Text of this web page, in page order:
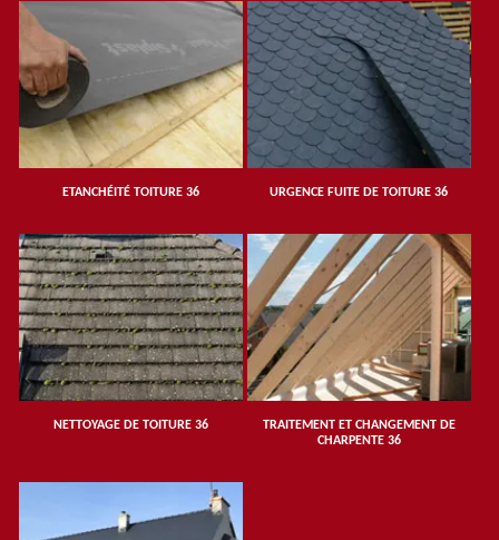
ETANCHÉITÉ TOITURE 36 URGENCE FUITE DE TOITURE 36
NETTOYAGE DE TOITURE 36
TRAITEMENT ET CHANGEMENT DE
CHARPENTE 36